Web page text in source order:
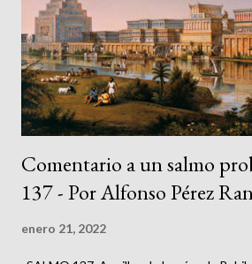
Escrituras presentan contradicciones
Escritura me pareciera tal, más bien
su significado y trataré de convencer a
Comentario a un salmo
137 - Por Alfonso Pérez
enero 21, 2022